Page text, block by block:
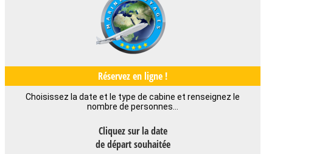
Réservez en ligne !
Choisissez la date et le type de cabine et renseignez le
nombre de personnes…
Cliquez sur la date
de départ souhaitée